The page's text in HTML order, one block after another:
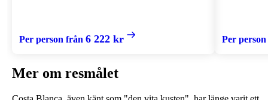
Per person från 6 222 kr Per
Mer om resmålet